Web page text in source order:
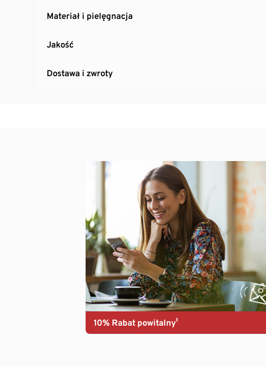
Materiał i pielęgnacja
Jakość
Dostawa i zwroty
10% Rabat powitalny¹